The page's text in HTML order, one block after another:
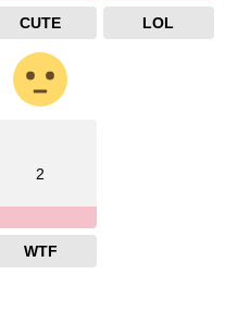
CUTE LOL
2
WTF